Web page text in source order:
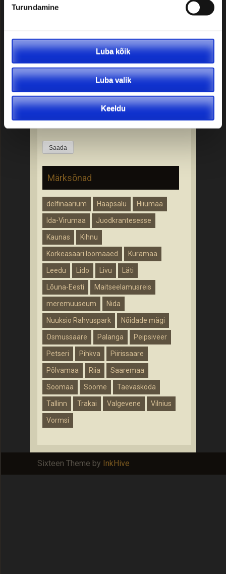
Turundamine
Luba kõik
Luba valik
Keeldu
• Tutvuge reisitingimustega
Liitu uudiskirjaga
uutest pakkumistest.
Märksõnad
delfinaarium Haapsalu Hiiumaa
Ida-Virumaa Juodkrantesesse
Kaunas Kihnu
Korkeasaari loomaaed Kuramaa
Leedu Lido Livu Läti
Lõuna-Eesti Maitseelamusreis
meremuuseum Nida
Nuuksio Rahvuspark Nõidade mägi
Osmussaare Palanga Peipsiveer
Petseri Pihkva Piirissaare
Põlvamaa Riia Saaremaa
Soomaa Soome Taevaskoda
Tallinn Trakai Valgevene Vilnius
Vormsi
Sixteen Theme by InkHive